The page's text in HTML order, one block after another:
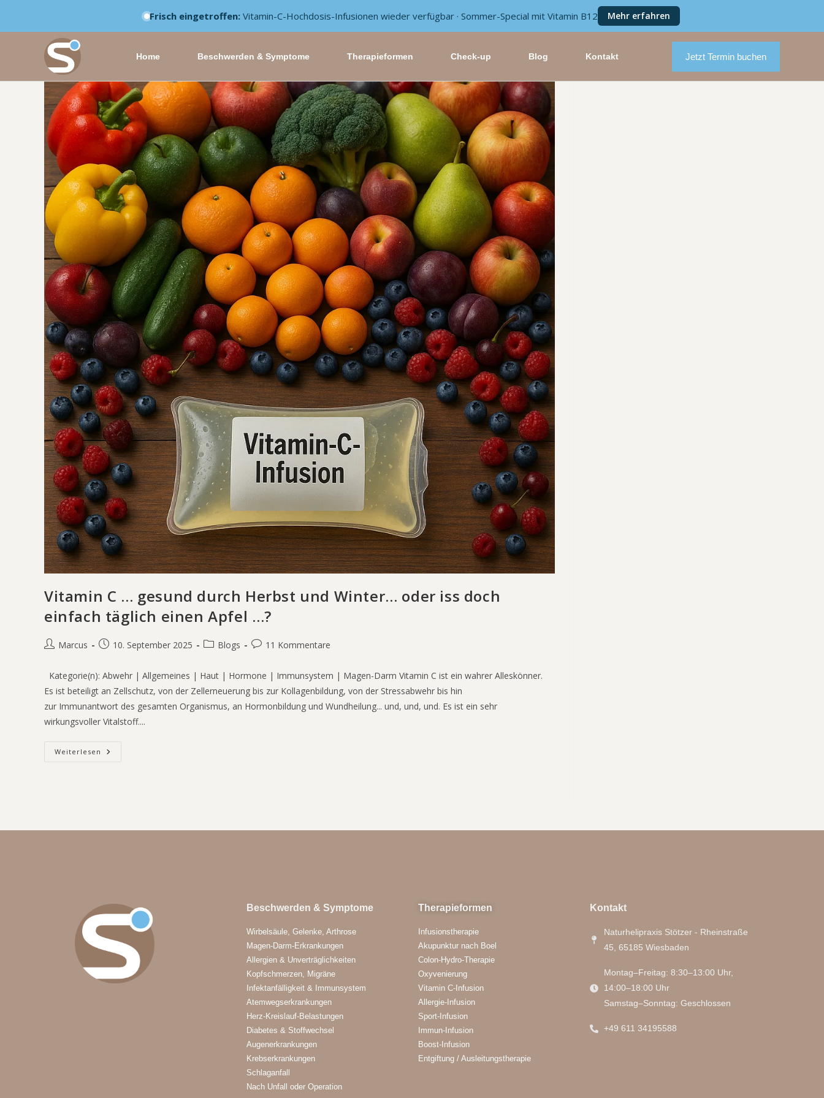
Frisch eingetroffen: Vitamin-C-Hochdosis-Infusionen wieder verfügbar · Sommer-Special mit Vitamin B12 Mehr erfahren
Inhalt
Home Beschwerden & Symptome Therapieformen Check-up Blog Kontakt Jetzt Termin buchen
Vitamin C … gesund durch Herbst und Winter… oder iss doch
einfach täglich einen Apfel …?
Marcus 10. September 2025 Blogs 11 Kommentare
Kategorie(n): Abwehr | Allgemeines | Haut | Hormone | Immunsystem | Magen-Darm Vitamin C ist ein wahrer Alleskönner.
Es ist beteiligt an Zellschutz, von der Zellerneuerung bis zur Kollagenbildung, von der Stressabwehr bis hin
zur Immunantwort des gesamten Organismus, an Hormonbildung und Wundheilung... und, und, und. Es ist ein sehr
wirkungsvoller Vitalstoff....
Weiterlesen
Beschwerden & Symptome
Wirbelsäule, Gelenke, Arthrose
Magen-Darm-Erkrankungen
Allergien & Unverträglichkeiten
Kopfschmerzen, Migräne
Infektanfälligkeit & Immunsystem
Atemwegserkrankungen
Herz-Kreislauf-Belastungen
Diabetes & Stoffwechsel
Augenerkrankungen
Krebserkrankungen
Schlaganfall
Nach Unfall oder Operation
Therapieformen
Infusionstherapie
Akupunktur nach Boel
Colon-Hydro-Therapie
Oxyvenierung
Vitamin C-Infusion
Allergie-Infusion
Sport-Infusion
Immun-Infusion
Boost-Infusion
Entgiftung / Ausleitungstherapie
Kontakt
Naturhelipraxis Stötzer - Rheinstraße
45, 65185 Wiesbaden
Montag–Freitag: 8:30–13:00 Uhr,
14:00–18:00 Uhr
Samstag–Sonntag: Geschlossen
+49 611 34195588